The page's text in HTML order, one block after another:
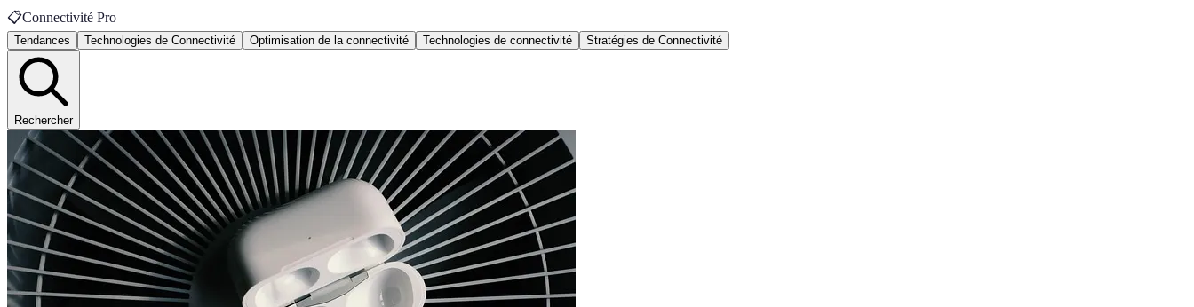
📋Connectivité Pro
Tendances Technologies de Connectivité Optimisation de la connectivité Technologies de connectivité Stratégies de Connectivité
Rechercher